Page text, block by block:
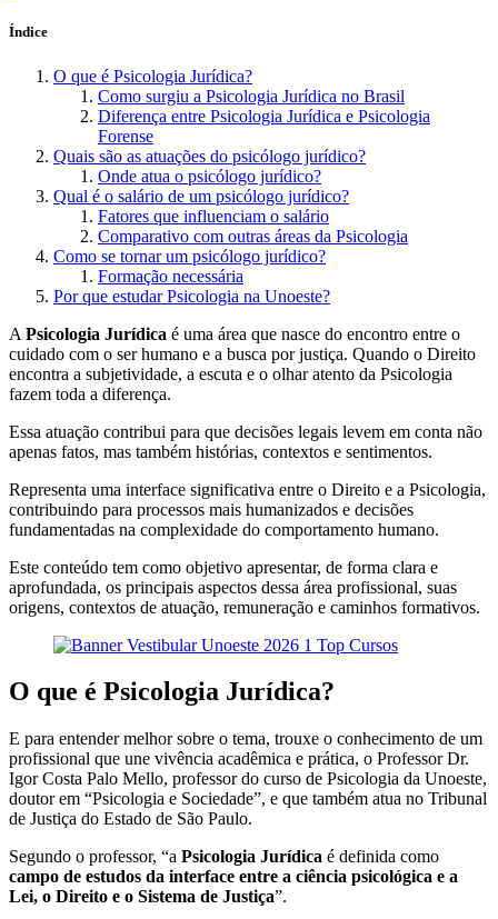
Índice
O que é Psicologia Jurídica?
Como surgiu a Psicologia Jurídica no Brasil
Diferença entre Psicologia Jurídica e Psicologia
Forense
Quais são as atuações do psicólogo jurídico?
Onde atua o psicólogo jurídico?
Qual é o salário de um psicólogo jurídico?
Fatores que influenciam o salário
Comparativo com outras áreas da Psicologia
Como se tornar um psicólogo jurídico?
Formação necessária
Por que estudar Psicologia na Unoeste?
A Psicologia Jurídica é uma área que nasce do encontro entre o
cuidado com o ser humano e a busca por justiça. Quando o Direito
encontra a subjetividade, a escuta e o olhar atento da Psicologia
fazem toda a diferença.
Essa atuação contribui para que decisões legais levem em conta não
apenas fatos, mas também histórias, contextos e sentimentos.
Representa uma interface significativa entre o Direito e a Psicologia,
contribuindo para processos mais humanizados e decisões
fundamentadas na complexidade do comportamento humano.
Este conteúdo tem como objetivo apresentar, de forma clara e
aprofundada, os principais aspectos dessa área profissional, suas
origens, contextos de atuação, remuneração e caminhos formativos.
O que é Psicologia Jurídica?
E para entender melhor sobre o tema, trouxe o conhecimento de um
profissional que une vivência acadêmica e prática, o Professor Dr.
Igor Costa Palo Mello, professor do curso de Psicologia da Unoeste,
doutor em “Psicologia e Sociedade”, e que também atua no Tribunal
de Justiça do Estado de São Paulo.
Segundo o professor, “a Psicologia Jurídica é definida como
campo de estudos da interface entre a ciência psicológica e a
Lei, o Direito e o Sistema de Justiça”.